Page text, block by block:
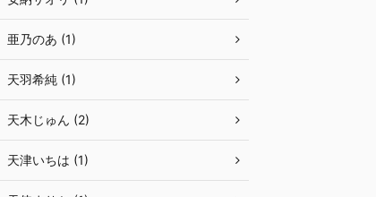
亜乃のあ (1)
天羽希純 (1)
天木じゅん (2)
天津いちは (1)